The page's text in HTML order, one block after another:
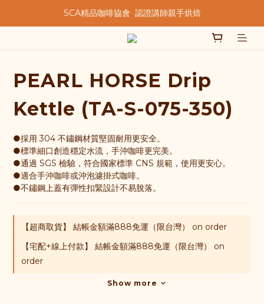
★★歡迎來到暖窩咖啡★★
★★歡迎來到暖窩咖啡★★
PEARL HORSE Drip
Kettle (TA-S-075-350)
●採用 304 不鏽鋼材質堅固耐用更安全。
●標準細口創造穩定水流，手沖咖啡更完美。
●通過 SGS 檢驗，符合國家標準 CNS 規範，使用更安心。
●適合手沖咖啡或沖泡濾掛式咖啡。
●不鏽鋼上蓋有彈性扣緊設計不易脫落。
【超商取貨】 結帳金額滿888免運（限台灣） on order
【宅配+線上付款】 結帳金額滿888免運（限台灣） on
order
Show more